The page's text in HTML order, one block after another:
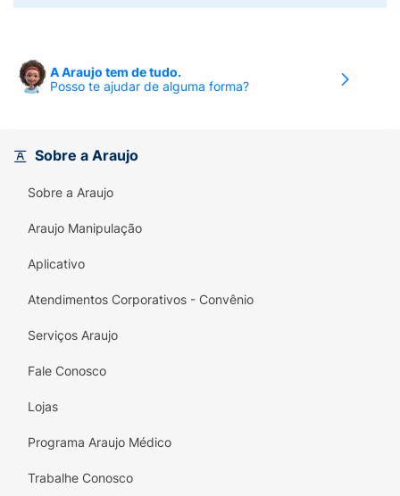
também como um profundo tratamento
que ajudam a reconstruir a fibra capilar
danificada pela descoloração, devolvendo a
criando um escudo contra os raios solares
que são um dos principais causadores do
desbotamento da cor.
Principais Benefícios:
Neutralização Imediata:
amarelados e alaranjados, devolvendo o
enquanto matiza, evitando o ressecamento
Proteína do Trigo e Aminoácidos para força
e maciez.
A Araujo tem de tudo.
Posso te ajudar de alguma forma?
Sobre a Araujo
Sobre a Araujo
Araujo Manipulação
Aplicativo
Atendimentos Corporativos - Convênio
Serviços Araujo
Fale Conosco
Lojas
Programa Araujo Médico
Trabalhe Conosco